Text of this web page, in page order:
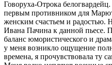
Говоруха-Отрока
первым противником для
женским счастьем и радостью.
Ивана Пачина к данной пьесе.
баланс юмористического и
у меня возникло ощущение
времена, я прочувствовала ту